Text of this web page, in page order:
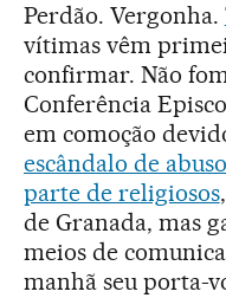
Perdão. Vergonha.
vítimas vêm
confirmar. Não
Conferência
em comoção
escândalo de
parte de religiosos
de Granada, mas
meios de
manhã seu porta-